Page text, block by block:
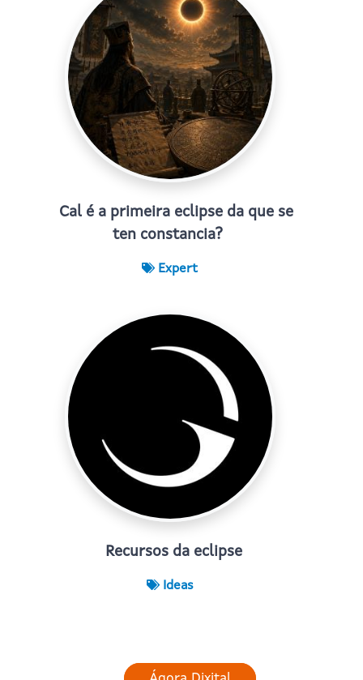
Cal é a primeira eclipse da que se
ten constancia?
Expert
Recursos da eclipse
Ideas